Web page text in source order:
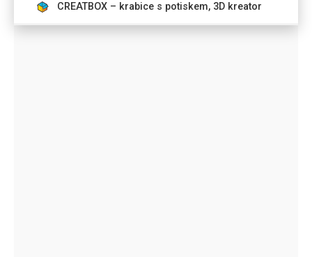
CREATBOX – krabice s potiskem, 3D kreator